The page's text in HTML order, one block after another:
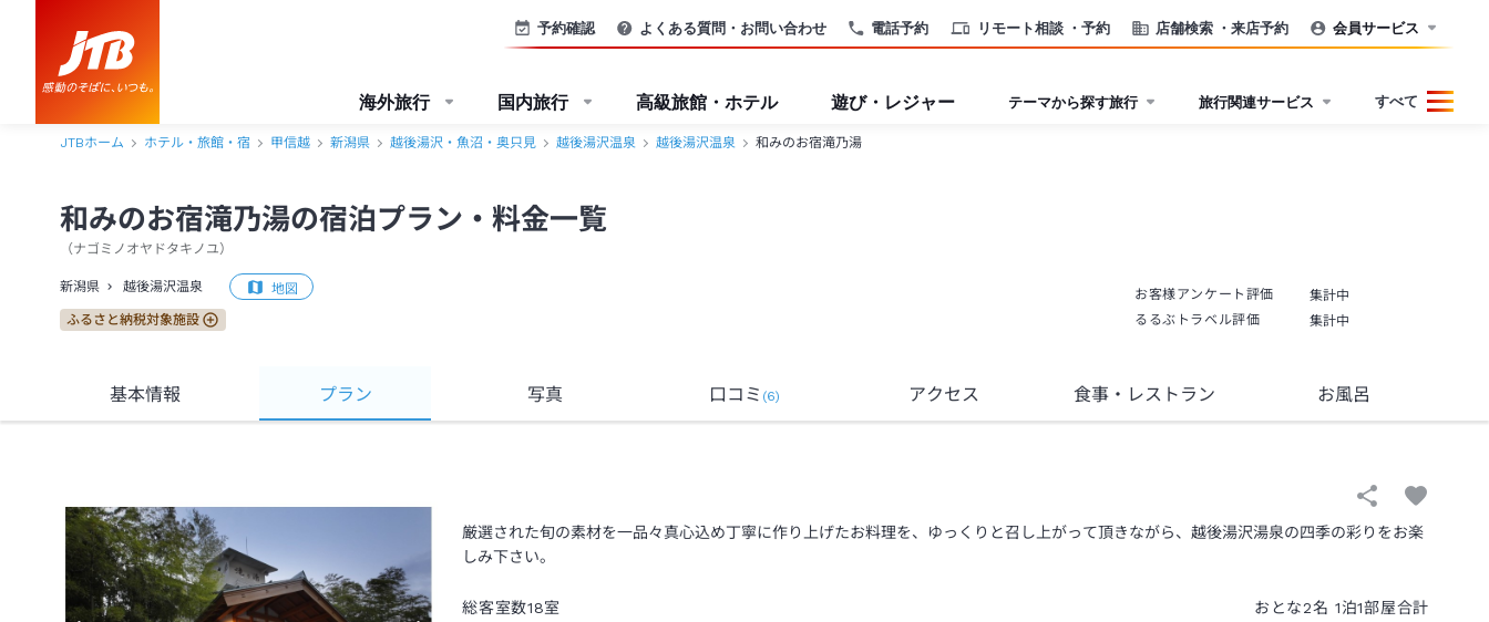
電話予約 リモート相談 ・予約 店舗検索 ・来店予約
予約確認 よくある質問・お問い合わせ 会員サービス
海外旅行 国内旅行 高級旅館・ホテル 遊び・レジャー テーマから探す旅行 旅行関連サービス すべて
JTBホーム ホテル・旅館・宿 甲信越 新潟県 越後湯沢・魚沼・奥只見 越後湯沢温泉 越後湯沢温泉 和みのお宿滝乃湯
和みのお宿滝乃湯の宿泊プラン・料金一覧
（ナゴミノオヤドタキノユ）
新潟県 越後湯沢温泉 地図
ふるさと納税対象施設
お客様アンケート評価
集計中
るるぶトラベル評価
集計中
基本情報 プラン 写真 口コミ (6) アクセス 食事・レストラン お風呂
厳選された旬の素材を一品々真心込め丁寧に作り上げたお料理を、ゆっくりと召し上がって頂きながら、越後湯沢湯泉の四季の彩りをお楽
しみ下さい。
総客室数18室
おとな2名 1泊1部屋合計